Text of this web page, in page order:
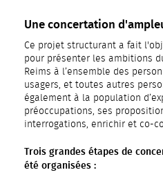
Une concertation
Ce projet structurant a fait
pour présenter les ambitions
Reims à l’ensemble des
usagers, et toutes autres
également à la population
préoccupations, ses
interrogations, enrichir et co-
Trois grandes étapes de
été organisées :